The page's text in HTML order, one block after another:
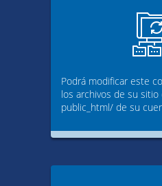
Podrá modificar este
los archivos de su sitio
public_html/ de su